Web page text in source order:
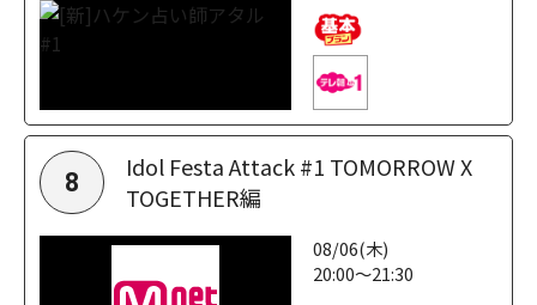
8
Idol Festa Attack #1 TOMORROW X
TOGETHER編
08/06(木)
20:00～21:30